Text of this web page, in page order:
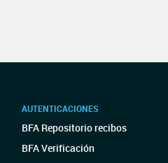
AUTENTICACIONES
BFA Repositorio recibos
BFA Verificación